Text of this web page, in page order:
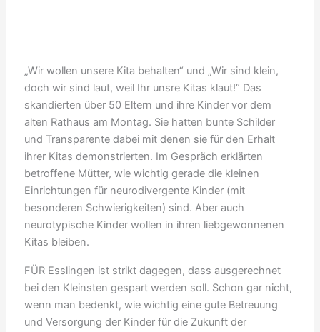
„Wir wollen unsere Kita behalten“ und „Wir sind klein,
doch wir sind laut, weil Ihr unsre Kitas klaut!“ Das
skandierten über 50 Eltern und ihre Kinder vor dem
alten Rathaus am Montag. Sie hatten bunte Schilder
und Transparente dabei mit denen sie für den Erhalt
ihrer Kitas demonstrierten. Im Gespräch erklärten
betroffene Mütter, wie wichtig gerade die kleinen
Einrichtungen für neurodivergente Kinder (mit
besonderen Schwierigkeiten) sind. Aber auch
neurotypische Kinder wollen in ihren liebgewonnenen
Kitas bleiben.
FÜR Esslingen ist strikt dagegen, dass ausgerechnet
bei den Kleinsten gespart werden soll. Schon gar nicht,
wenn man bedenkt, wie wichtig eine gute Betreuung
und Versorgung der Kinder für die Zukunft der